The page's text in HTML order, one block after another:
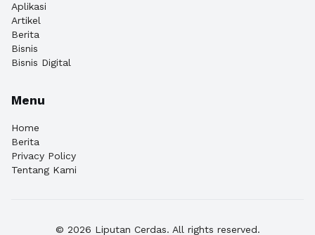
Aplikasi
Artikel
Berita
Bisnis
Bisnis Digital
Menu
Home
Berita
Privacy Policy
Tentang Kami
© 2026 Liputan Cerdas. All rights reserved.